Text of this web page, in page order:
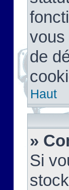
vous
de
Haut
»
Si